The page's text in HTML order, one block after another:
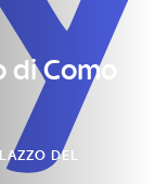
Como
DEL